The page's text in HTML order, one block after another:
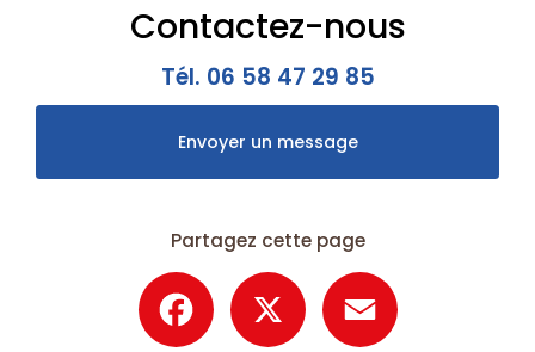
Contactez-nous
Tél. 06 58 47 29 85
Envoyer un message
Partagez cette page
Facebook